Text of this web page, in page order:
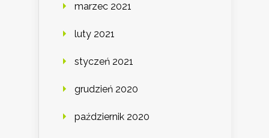
marzec 2021
luty 2021
styczeń 2021
grudzień 2020
październik 2020